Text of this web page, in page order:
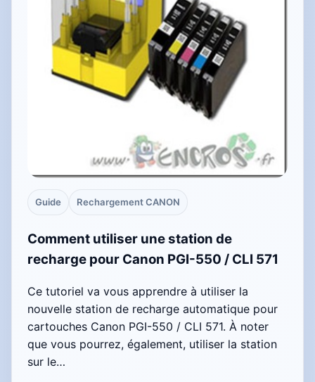
Guide Rechargement CANON
Comment utiliser une station de
recharge pour Canon PGI-550 / CLI 571
Ce tutoriel va vous apprendre à utiliser la
nouvelle station de recharge automatique pour
cartouches Canon PGI-550 / CLI 571. À noter
que vous pourrez, également, utiliser la station
sur le…